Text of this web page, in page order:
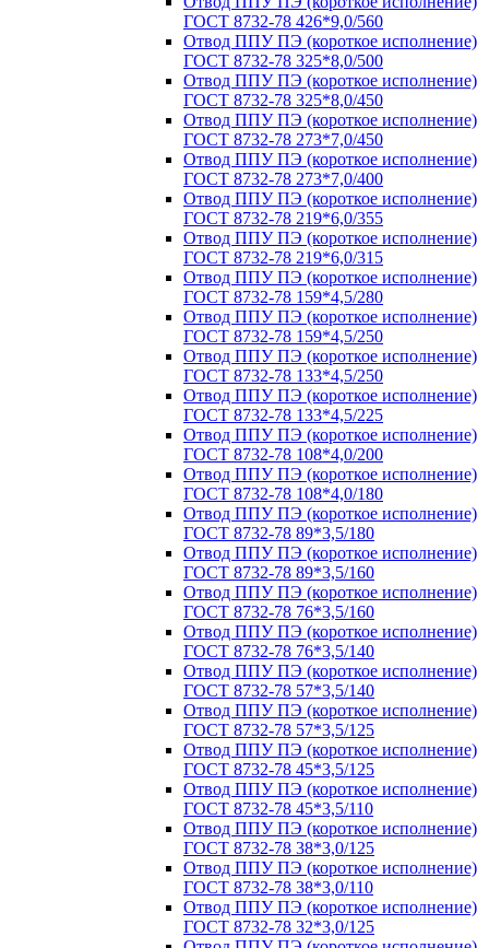
ГОСТ 8732-78 426*9,0/560
Отвод ППУ ПЭ (короткое исполнение)
ГОСТ 8732-78 325*8,0/500
Отвод ППУ ПЭ (короткое исполнение)
ГОСТ 8732-78 325*8,0/450
Отвод ППУ ПЭ (короткое исполнение)
ГОСТ 8732-78 273*7,0/450
Отвод ППУ ПЭ (короткое исполнение)
ГОСТ 8732-78 273*7,0/400
Отвод ППУ ПЭ (короткое исполнение)
ГОСТ 8732-78 219*6,0/355
Отвод ППУ ПЭ (короткое исполнение)
ГОСТ 8732-78 219*6,0/315
Отвод ППУ ПЭ (короткое исполнение)
ГОСТ 8732-78 159*4,5/280
Отвод ППУ ПЭ (короткое исполнение)
ГОСТ 8732-78 159*4,5/250
Отвод ППУ ПЭ (короткое исполнение)
ГОСТ 8732-78 133*4,5/250
Отвод ППУ ПЭ (короткое исполнение)
ГОСТ 8732-78 133*4,5/225
Отвод ППУ ПЭ (короткое исполнение)
ГОСТ 8732-78 108*4,0/200
Отвод ППУ ПЭ (короткое исполнение)
ГОСТ 8732-78 108*4,0/180
Отвод ППУ ПЭ (короткое исполнение)
ГОСТ 8732-78 89*3,5/180
Отвод ППУ ПЭ (короткое исполнение)
ГОСТ 8732-78 89*3,5/160
Отвод ППУ ПЭ (короткое исполнение)
ГОСТ 8732-78 76*3,5/160
Отвод ППУ ПЭ (короткое исполнение)
ГОСТ 8732-78 76*3,5/140
Отвод ППУ ПЭ (короткое исполнение)
ГОСТ 8732-78 57*3,5/140
Отвод ППУ ПЭ (короткое исполнение)
ГОСТ 8732-78 57*3,5/125
Отвод ППУ ПЭ (короткое исполнение)
ГОСТ 8732-78 45*3,5/125
Отвод ППУ ПЭ (короткое исполнение)
ГОСТ 8732-78 45*3,5/110
Отвод ППУ ПЭ (короткое исполнение)
ГОСТ 8732-78 38*3,0/125
Отвод ППУ ПЭ (короткое исполнение)
ГОСТ 8732-78 38*3,0/110
Отвод ППУ ПЭ (короткое исполнение)
ГОСТ 8732-78 32*3,0/125